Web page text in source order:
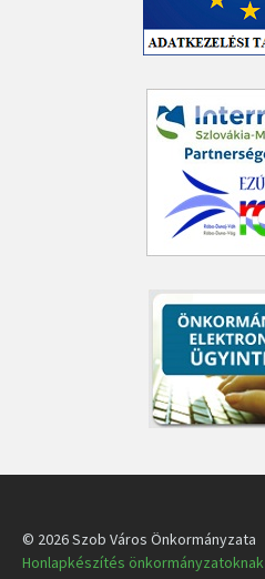
© 2026 Szob Város Önkormányzata
Honlapkészítés önkormányzatoknak